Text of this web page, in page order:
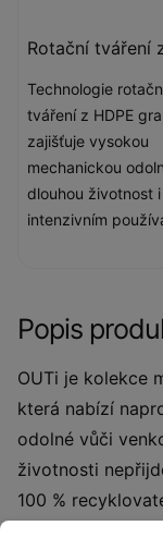
Rotační tváření
Technologie
tváření z HDPE
zajišťuje vysokou
mechanickou
dlouhou životnost
intenzivním
Popis
OUTi je kolekce
která nabízí
odolné vůči
životnosti
100 %